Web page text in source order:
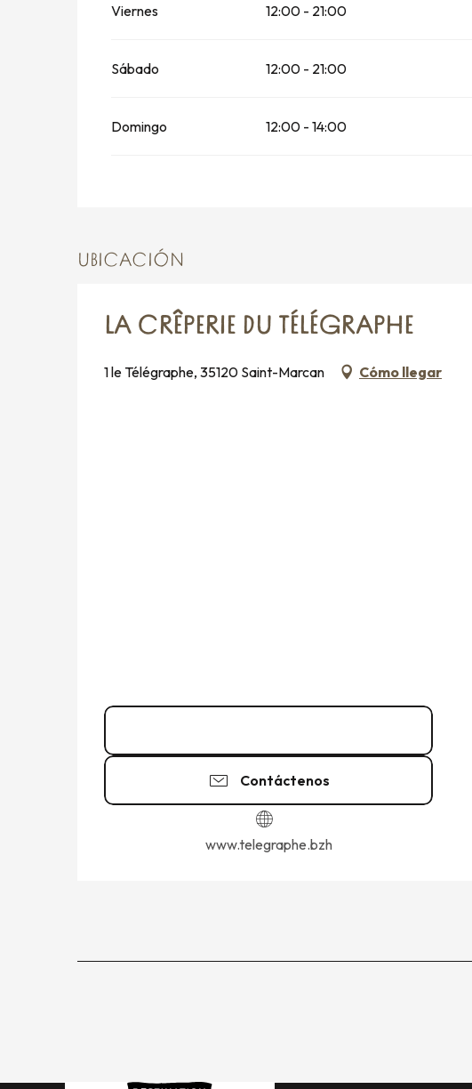
Viernes 12:00 - 21:00
Sábado 12:00 - 21:00
Domingo 12:00 - 14:00
UBICACIÓN
LA CRÊPERIE DU TÉLÉGRAPHE
1 le Télégraphe, 35120 Saint-Marcan Cómo llegar
Contáctenos
www.telegraphe.bzh